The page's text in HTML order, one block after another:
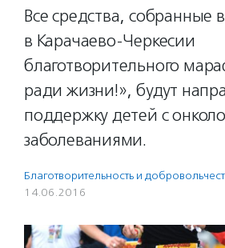
Все средства, собранные
в Карачаево-Черкесии
благотворительного
ради жизни!», будут
поддержку детей с
заболеваниями.
Благотвори­тель­ность и
14.06.2016